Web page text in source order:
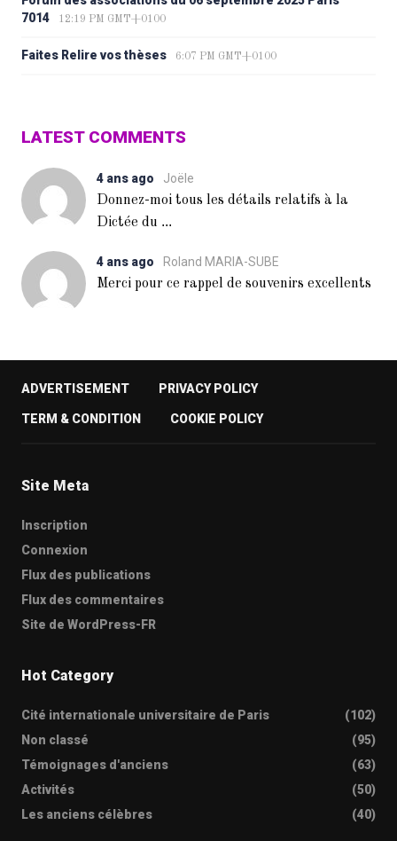
7014
12:19 PM GMT+0100
Faites Relire vos thèses 6:07 PM GMT+0100
LATEST COMMENTS
4 ans ago
Joële
Donnez-moi tous les détails relatifs à la
Dictée du ...
4 ans ago
Roland MARIA-SUBE
Merci pour ce rappel de souvenirs excellents
ADVERTISEMENT PRIVACY POLICY
TERM & CONDITION COOKIE POLICY
Site Meta
Inscription
Connexion
Flux des publications
Flux des commentaires
Site de WordPress-FR
Hot Category
Cité internationale universitaire de Paris
(102)
Non classé
(95)
Témoignages d'anciens
(63)
Activités
(50)
Les anciens célèbres
(40)